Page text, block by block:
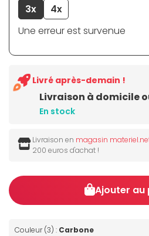
3x
4x
Une erreur est survenue
Livraison à domicile
En stock
Livré après-demain !
Livraison en magasin
200 euros d'achat !
Ajouter au
Couleur (3) : Carbone